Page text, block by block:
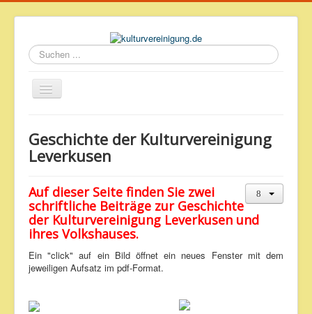
Suchen
...
Geschichte des Volkshauses
Impressum & Datenschutz
Geschichte der Kulturvereinigung
Leverkusen
Auf dieser Seite finden Sie zwei
schriftliche Beiträge zur Geschichte
der Kulturvereinigung Leverkusen und
ihres Volkshauses.
Ein "click" auf ein Bild öffnet ein neues Fenster mit dem
jeweiligen Aufsatz im pdf-Format.